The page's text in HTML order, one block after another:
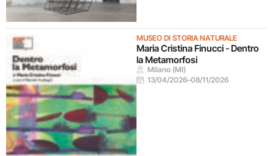
MUSEO DI STORIA NATURALE
Maria Cristina Finucci - Dentro
la Metamorfosi
Milano (MI)
13/04/2026–08/11/2026